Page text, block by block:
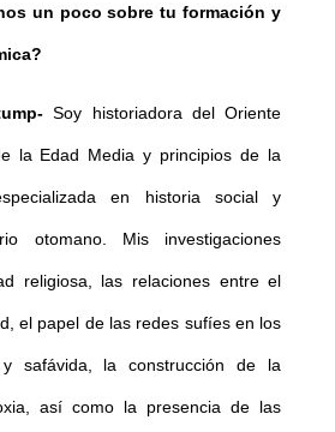
un poco sobre tu formación y
Soy historiadora del Oriente
la Edad Media y principios de la
en historia social y
otomano. Mis investigaciones
religiosa, las relaciones entre el
el papel de las redes sufíes en los
y safávida, la construcción de la
así como la presencia de las